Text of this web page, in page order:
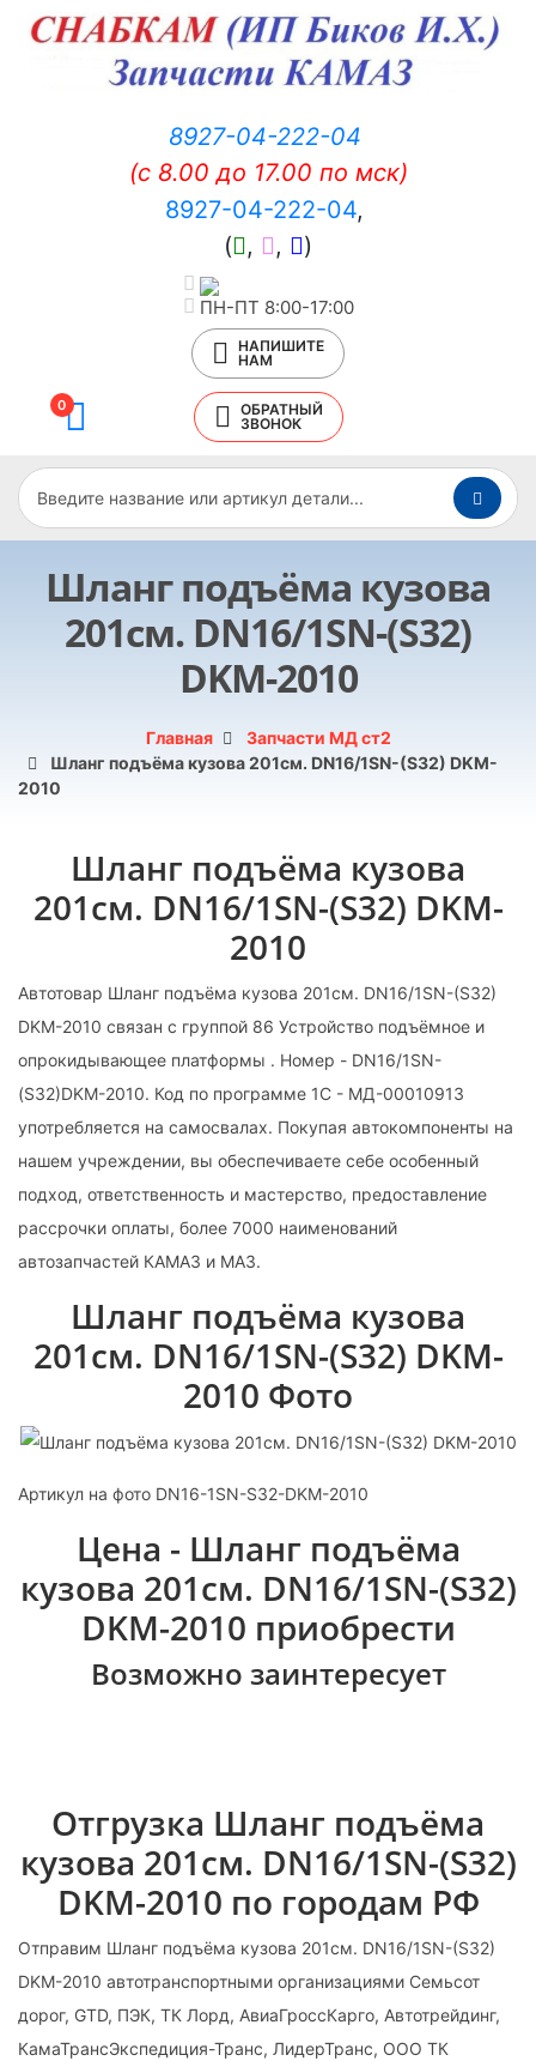
8927-04-222-04
(c 8.00 до 17.00 по мск)
8927-04-222-04,
(
, , )
ПН-ПТ 8:00-17:00
НАПИШИТЕ
НАМ
0
ОБРАТНЫЙ
ЗВОНОК
Шланг подъёма кузова
201см. DN16/1SN-(S32)
DKM-2010
Главная
Запчасти МД ст2
Шланг подъёма кузова 201см. DN16/1SN-(S32) DKM-
2010
Шланг подъёма кузова
201см. DN16/1SN-(S32) DKM-
2010
Автотовар Шланг подъёма кузова 201см. DN16/1SN-(S32)
DKM-2010 связан с группой 86 Устройство подъёмное и
опрокидывающее платформы . Номер - DN16/1SN-
(S32)DKM-2010. Код по программе 1С - МД-00010913
употребляется на самосвалах. Покупая автокомпоненты на
нашем учреждении, вы обеспечиваете себе особенный
подход, ответственность и мастерство, предоставление
рассрочки оплаты, более 7000 наименований
автозапчастей КАМАЗ и МАЗ.
Шланг подъёма кузова
201см. DN16/1SN-(S32) DKM-
2010 Фото
Артикул на фото DN16-1SN-S32-DKM-2010
Цена - Шланг подъёма
кузова 201см. DN16/1SN-(S32)
DKM-2010 приобрести
Возможно заинтересует
Отгрузка Шланг подъёма
кузова 201см. DN16/1SN-(S32)
DKM-2010 по городам РФ
Отправим Шланг подъёма кузова 201см. DN16/1SN-(S32)
DKM-2010 автотранспортными организациями Семьсот
дорог, GTD, ПЭК, ТК Лорд, АвиаГроссКарго, Автотрейдинг,
КамаТрансЭкспедиция-Транс, ЛидерТранс, ООО ТК